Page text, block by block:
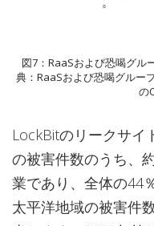
図7：RaaSおよび恐喝グル
典：RaaSおよび恐喝グルー
の
LockBitのリークサイ
の被害件数のうち、
業であり、全体の44
太平洋地域の被害件